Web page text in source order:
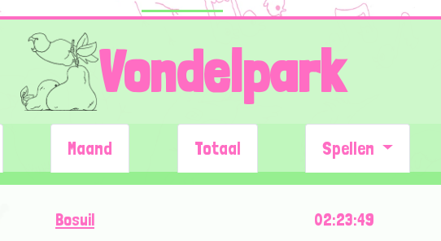
Vondelpark
Maand Totaal Spellen
Bosuil 02:23:49